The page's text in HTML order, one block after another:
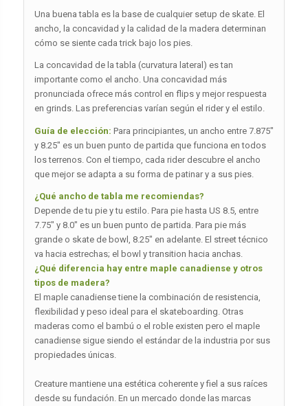
Una buena tabla es la base de cualquier setup de skate. El
ancho, la concavidad y la calidad de la madera determinan
cómo se siente cada trick bajo los pies.
La concavidad de la tabla (curvatura lateral) es tan
importante como el ancho. Una concavidad más
pronunciada ofrece más control en flips y mejor respuesta
en grinds. Las preferencias varían según el rider y el estilo.
Guía de elección: Para principiantes, un ancho entre 7.875″
y 8.25″ es un buen punto de partida que funciona en todos
los terrenos. Con el tiempo, cada rider descubre el ancho
que mejor se adapta a su forma de patinar y a sus pies.
¿Qué ancho de tabla me recomiendas?
Depende de tu pie y tu estilo. Para pie hasta US 8.5, entre
7.75″ y 8.0″ es un buen punto de partida. Para pie más
grande o skate de bowl, 8.25″ en adelante. El street técnico
va hacia estrechas; el bowl y transition hacia anchas.
¿Qué diferencia hay entre maple canadiense y otros
tipos de madera?
El maple canadiense tiene la combinación de resistencia,
flexibilidad y peso ideal para el skateboarding. Otras
maderas como el bambú o el roble existen pero el maple
canadiense sigue siendo el estándar de la industria por sus
propiedades únicas.
Creature mantiene una estética coherente y fiel a sus raíces
desde su fundación. En un mercado donde las marcas